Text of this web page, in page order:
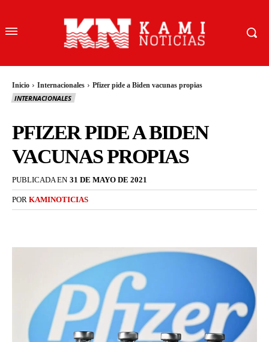
Inicio Internacionales Pfizer pide a Biden vacunas propias
INTERNACIONALES
PFIZER PIDE A BIDEN
VACUNAS PROPIAS
PUBLICADA EN 31 DE MAYO DE 2021
POR KAMINOTICIAS